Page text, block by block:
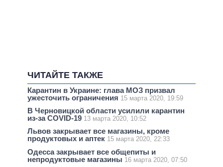
ЧИТАЙТЕ ТАКЖЕ
Карантин в Украине: глава МОЗ призвал
ужесточить ограничения 15 марта 2020, 19:59
В Черновицкой области усилили карантин
из-за COVID-19 13 марта 2020, 10:52
Львов закрывает все магазины, кроме
продуктовых и аптек 15 марта 2020, 22:33
Одесса закрывает все общепиты и
непродуктовые магазины 16 марта 2020, 07:50